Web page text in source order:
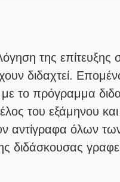
της
διδαχτεί.
το πρόγραμμα
του εξάμηνου
αντίγραφα όλων
διδάσκουσας